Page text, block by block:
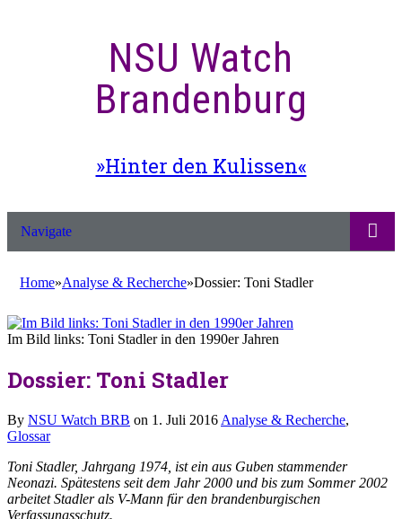
NSU Watch
Brandenburg
»Hinter den Kulissen«
Navigate
Home»Analyse & Recherche»Dossier: Toni Stadler
Im Bild links: Toni Stadler in den 1990er Jahren
Dossier: Toni Stadler
By NSU Watch BRB on 1. Juli 2016 Analyse & Recherche,
Glossar
Toni Stadler, Jahrgang 1974, ist ein aus Guben stammender
Neonazi. Spätestens seit dem Jahr 2000 und bis zum Sommer 2002
arbeitet Stadler als V-Mann für den brandenburgischen
Verfassungsschutz.